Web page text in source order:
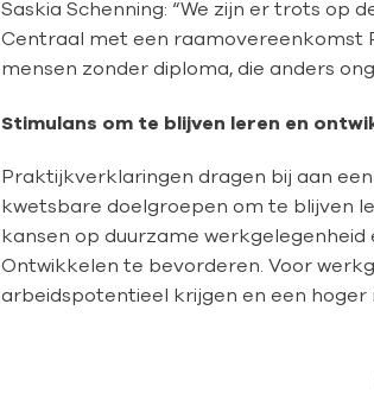
Saskia Schenning: “We zijn er trots op
Centraal met een raamovereenkomst
mensen zonder diploma, die anders
Stimulans om te blijven leren en
Praktijkverklaringen dragen bij aan
kwetsbare doelgroepen om te blijven
kansen op duurzame
Ontwikkelen te bevorderen. Voor
arbeidspotentieel krijgen en een hoger